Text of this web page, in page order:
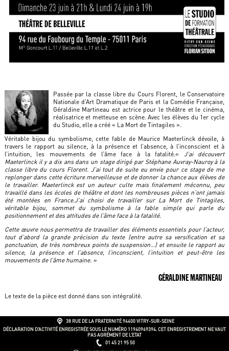
Passée par la classe libre du Cours Florent, le Conservatoire
Nationale d’Art Dramatique de Paris et la Comédie Française,
Géraldine Martineau est actrice pour le théâtre et le cinéma,
réalisatrice et metteuse en scène. Avec les élèves du 1er cycle
du Studio, elle a créé « La Mort de Tintagiles ».
Véritable bijou du symbolisme, cette fable de Maurice Maeterlinck dévoile, à
travers le rapport au silence, à la présence et l’absence, à l’inconscient et à
l’intuition, les mouvements de l’âme face à la fatalité.« J’ai découvert
Maeterlinck il y a dix ans dans un stage dirigé par Stéphane Auvray-Nauroy à la
classe libre du cours Florent. J’ai tout de suite eu envie pour ce stage de me
replonger dans cette écriture merveilleuse et de donner la chance aux élèves de
le travailler. Maeterlinck est un auteur culte mais finalement méconnu, peu
travaillé dans les écoles de théâtre et dont les nombreuses pièces n’ont jamais
été montées en France.J’ai choisi de travailler sur La Mort de Tintagiles,
véritable bijou, sommet du symbolisme à la fable simple qui parle du
positionnement et des attitudes de l’âme face à la fatalité.
Cette œuvre nous permettra de travailler des éléments essentiels pour l’acteur,
tout d’abord la grande précision du texte (entre autre sa versification et sa
ponctuation, de très nombreux points de suspension…) et ensuite le rapport au
silence, la présence et l’absence, l’inconscient, l’intuition et peut-être les
mouvements de l’âme humaine. »
GÉRALDINE MARTINEAU
Le texte de la pièce est donné dans son intégralité.
38 RUE DE LA FRATERNITÉ94400 VITRY-SUR-SEINE
DÉCLARATION D’ACTIVITÉ ENREGISTRÉE SOUS LE NUMÉRO 11940969394. CET ENREGISTREMENT NE VAUT
PAS AGRÉMENT DE L’ETAT
01 45 21 95 50